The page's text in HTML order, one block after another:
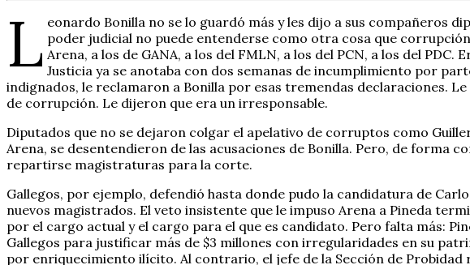
L eonardo Bonilla no se lo guardó más y les dijo a sus compañeros
poder judicial no puede entenderse como otra cosa que
Arena, a los de GANA, a los del FMLN, a los del PCN, a los del
Justicia ya se anotaba con dos semanas de incumplimiento por
indignados, le reclamaron a Bonilla por esas tremendas declaraciones.
de corrupción. Le dijeron que era un irresponsable.
Diputados que no se dejaron colgar el apelativo de corruptos como
Arena, se desentendieron de las acusaciones de Bonilla. Pero, de forma
repartirse magistraturas para la corte.
Gallegos, por ejemplo, defendió hasta donde pudo la candidatura de
nuevos magistrados. El veto insistente que le impuso Arena a Pineda
por el cargo actual y el cargo para el que es candidato. Pero falta más:
Gallegos para justificar más de $3 millones con irregularidades en su
por enriquecimiento ilícito. Al contrario, el jefe de la Sección de